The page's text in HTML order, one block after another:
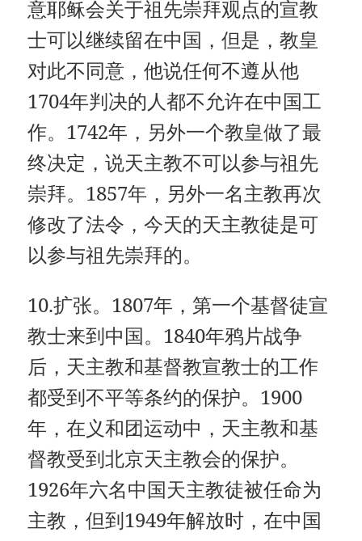
意耶稣会关于祖先崇拜观点的宣教
士可以继续留在中国，但是，教皇
对此不同意，他说任何不遵从他
1704年判决的人都不允许在中国工
作。1742年，另外一个教皇做了最
终决定，说天主教不可以参与祖先
崇拜。1857年，另外一名主教再次
修改了法令，今天的天主教徒是可
以参与祖先崇拜的。
10.扩张。1807年，第一个基督徒宣
教士来到中国。1840年鸦片战争
后，天主教和基督教宣教士的工作
都受到不平等条约的保护。1900
年，在义和团运动中，天主教和基
督教受到北京天主教会的保护。
1926年六名中国天主教徒被任命为
主教，但到1949年解放时，在中国